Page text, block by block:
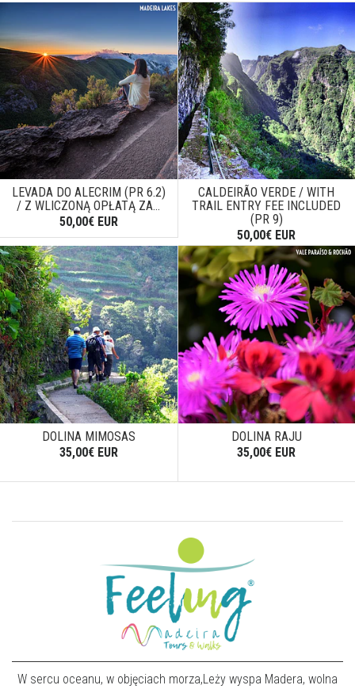
LEVADA DO ALECRIM (PR 6.2)
/ Z WLICZONĄ OPŁATĄ ZA...
50,00€ EUR
CALDEIRÃO VERDE / WITH
TRAIL ENTRY FEE INCLUDED
(PR 9)
50,00€ EUR
DOLINA MIMOSAS
35,00€ EUR
DOLINA RAJU
35,00€ EUR
W sercu oceanu, w objęciach morza,Leży wyspa Madera, wolna